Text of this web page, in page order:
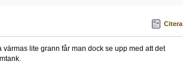
Citera
lite grann får man dock se upp med att det